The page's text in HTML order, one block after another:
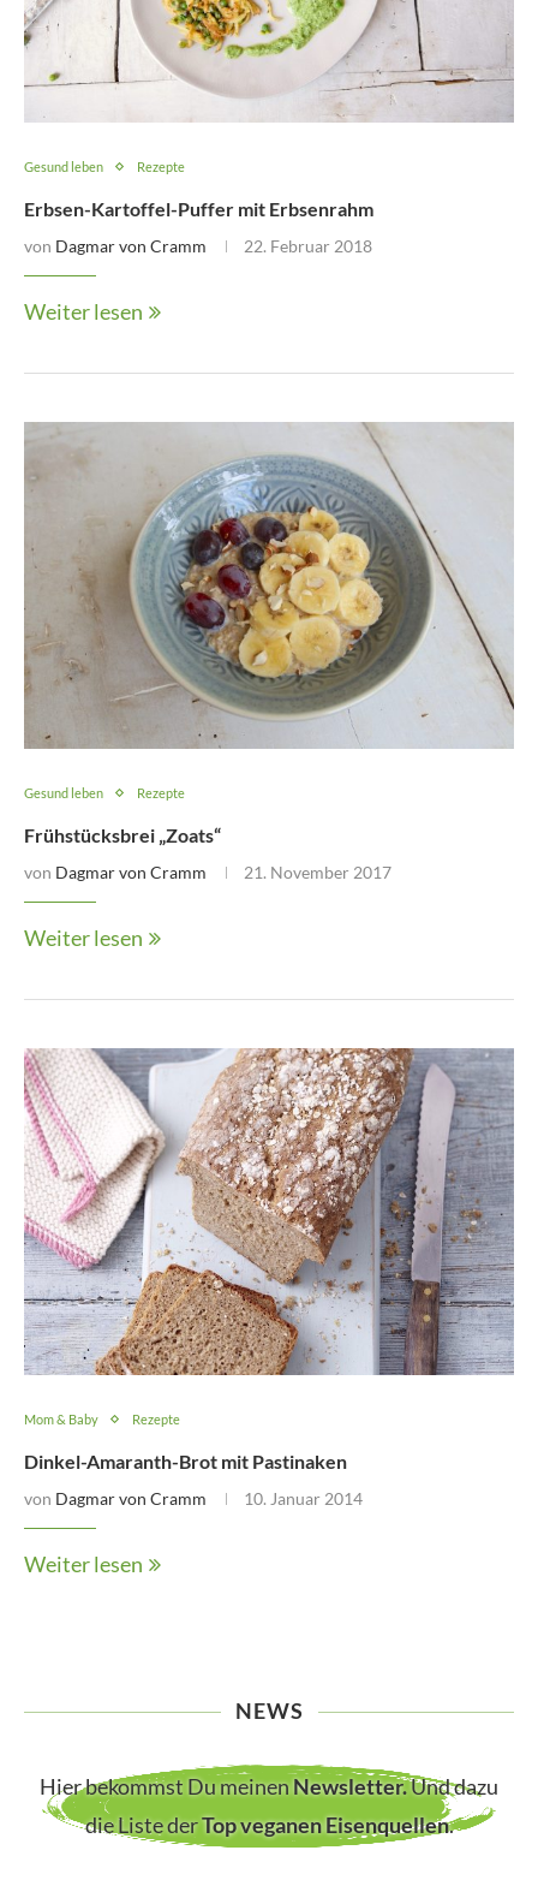
Gesund leben Rezepte
Erbsen-Kartoffel-Puffer mit Erbsenrahm
von Dagmar von Cramm 22. Februar 2018
Weiter lesen
Gesund leben Rezepte
Frühstücksbrei „Zoats“
von Dagmar von Cramm 21. November 2017
Weiter lesen
Mom & Baby Rezepte
Dinkel-Amaranth-Brot mit Pastinaken
von Dagmar von Cramm 10. Januar 2014
Weiter lesen
NEWS
Hier bekommst Du meinenNewsletter.Und dazu
die Liste derTop veganen Eisenquellen.